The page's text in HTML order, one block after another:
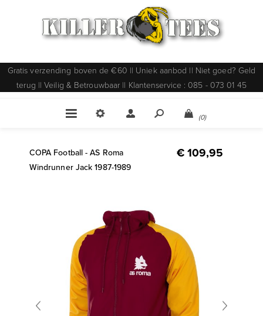
Gratis verzending boven de €60 || Uniek aanbod || Niet goed? Geld
terug || Veilig & Betrouwbaar || Klantenservice : 085 - 073 01 45
(0)
COPA Football - AS Roma
Windrunner Jack 1987-1989
€ 109,95